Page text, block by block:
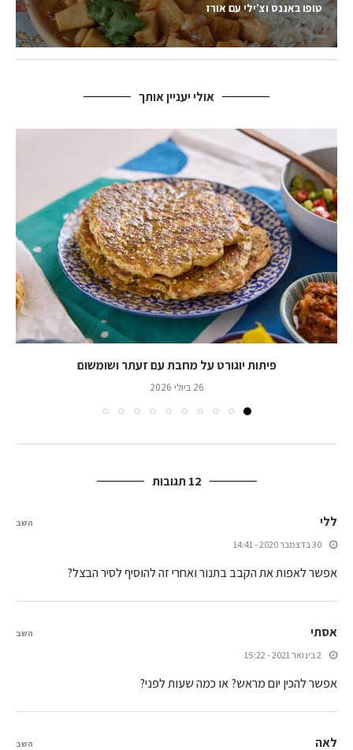
טופו באננס וצ’ילי עם אורז
אולי יעניין אותך
פיתות יוגורט על מחבת עם זעתר ושומשום
26 ביולי 2026
12 תגובות
ללי
30 בדצמבר 2020 - 14:41
אפשר לאפות את הקבב בתנור ואחרי זה להוסיף לסיר הבצל?
השב
אסתי
2 בינואר 2021 - 15:22
אפשר להכין יום מראש? או כמה שעות לפני?
השב
לאה השב